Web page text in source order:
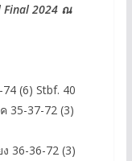
Final 2024 ณ
(6) Stbf. 40
35-37-72 (3)
36-36-72 (3)